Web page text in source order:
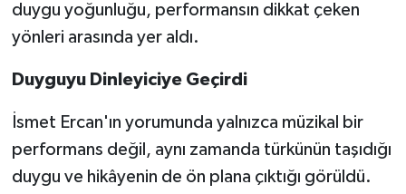
duygu yoğunluğu, performansın dikkat çeken
yönleri arasında yer aldı.
Duyguyu Dinleyiciye Geçirdi
İsmet Ercan'ın yorumunda yalnızca müzikal bir
performans değil, aynı zamanda türkünün taşıdığı
duygu ve hikâyenin de ön plana çıktığı görüldü.